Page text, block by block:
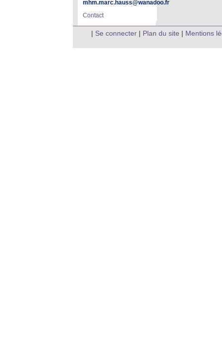
mhm.marc.hauss@wanadoo.fr
Contact
| Se connecter | Plan du site | Mentions